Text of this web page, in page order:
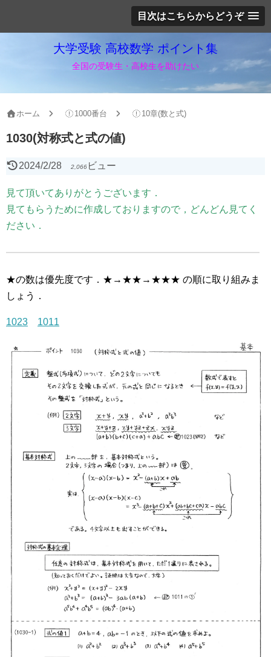
目次はこちらからどうぞ
大学受験 高校数学 ポイント集
全国の受験生・高校生を助けたい
ホーム 1000番台 10章(数と式)
1030(対称式と式の値)
2024/2/28 2,066ビュー
見て頂いてありがとうございます．
見てもらうために作成しておりますので，どんどん見てく
ださい．
★の数は優先度です．★→★★→★★★ の順に取り組みま
しょう．
1023 1011